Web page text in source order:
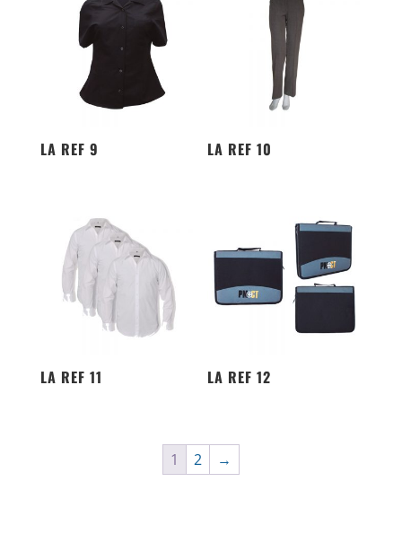
LA REF 9 LA REF 10
LA REF 11 LA REF 12
1 2 →